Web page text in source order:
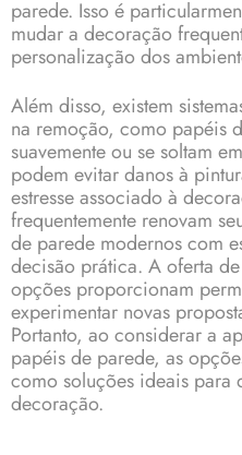
parede. Isso é
mudar a decoração
personalização dos
Além disso, existem
na remoção, como papéis
suavemente ou se soltam
podem evitar danos à
estresse associado à
frequentemente renovam
de parede modernos com
decisão prática. A oferta
opções proporcionam
experimentar novas
Portanto, ao considerar a
papéis de parede, as
como soluções ideais para
decoração.